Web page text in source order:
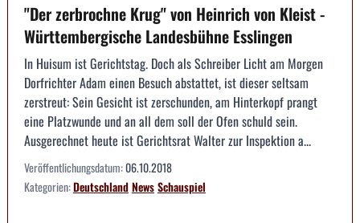
"Der zerbrochne Krug" von Heinrich von Kleist -
Württembergische Landesbühne Esslingen
In Huisum ist Gerichtstag. Doch als Schreiber Licht am Morgen
Dorfrichter Adam einen Besuch abstattet, ist dieser seltsam
zerstreut: Sein Gesicht ist zerschunden, am Hinterkopf prangt
eine Platzwunde und an all dem soll der Ofen schuld sein.
Ausgerechnet heute ist Gerichtsrat Walter zur Inspektion a...
Veröffentlichungsdatum:06.10.2018
Kategorien:DeutschlandNewsSchauspiel